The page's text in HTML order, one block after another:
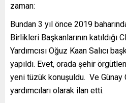
zaman:
Bundan 3 yıl önce 2019
Birlikleri Başkanlarının katıldığı
Yardımcısı Oğuz Kaan Salıcı
yapıldı. Evet, orada şehir
yeni tüzük konuşuldu. Ve Günay
yardımcıları olarak ilan etti.